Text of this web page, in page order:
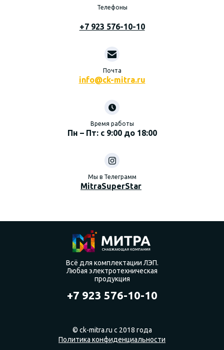
Телефоны
+7 923 576-10-10
Почта
info@ck-mitra.ru
Время работы
Пн – Пт: с 9:00 до 18:00
Мы в Телеграмм
MitraSuperStar
Всё для комплектации ЛЭП.
Любая электротехническая
продукция
+7 923 576-10-10
© ck-mitra.ru с 2018 года
Политика конфиденциальности